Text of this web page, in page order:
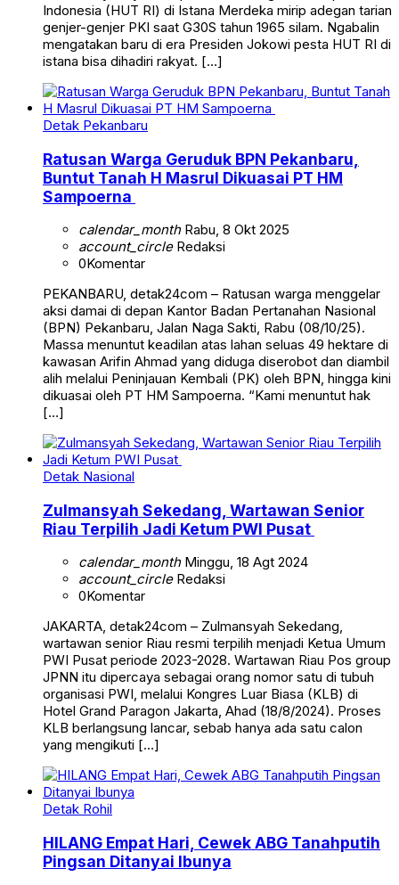
Indonesia (HUT RI) di Istana Merdeka mirip adegan tarian
genjer-genjer PKI saat G30S tahun 1965 silam. Ngabalin
mengatakan baru di era Presiden Jokowi pesta HUT RI di
istana bisa dihadiri rakyat. […]
Detak Pekanbaru
Ratusan Warga Geruduk BPN Pekanbaru,
Buntut Tanah H Masrul Dikuasai PT HM
Sampoerna
calendar_monthRabu, 8 Okt 2025
account_circleRedaksi
0Komentar
PEKANBARU, detak24com – Ratusan warga menggelar
aksi damai di depan Kantor Badan Pertanahan Nasional
(BPN) Pekanbaru, Jalan Naga Sakti, Rabu (08/10/25).
Massa menuntut keadilan atas lahan seluas 49 hektare di
kawasan Arifin Ahmad yang diduga diserobot dan diambil
alih melalui Peninjauan Kembali (PK) oleh BPN, hingga kini
dikuasai oleh PT HM Sampoerna. “Kami menuntut hak
[…]
Detak Nasional
Zulmansyah Sekedang, Wartawan Senior
Riau Terpilih Jadi Ketum PWI Pusat
calendar_monthMinggu, 18 Agt 2024
account_circleRedaksi
0Komentar
JAKARTA, detak24com – Zulmansyah Sekedang,
wartawan senior Riau resmi terpilih menjadi Ketua Umum
PWI Pusat periode 2023-2028. Wartawan Riau Pos group
JPNN itu dipercaya sebagai orang nomor satu di tubuh
organisasi PWI, melalui Kongres Luar Biasa (KLB) di
Hotel Grand Paragon Jakarta, Ahad (18/8/2024). Proses
KLB berlangsung lancar, sebab hanya ada satu calon
yang mengikuti […]
Detak Rohil
HILANG Empat Hari, Cewek ABG Tanahputih
Pingsan Ditanyai Ibunya